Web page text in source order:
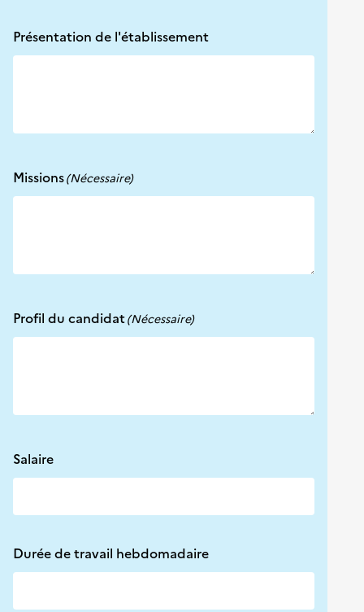
Présentation de l'établissement
Missions(Nécessaire)
Profil du candidat(Nécessaire)
Salaire
Durée de travail hebdomadaire